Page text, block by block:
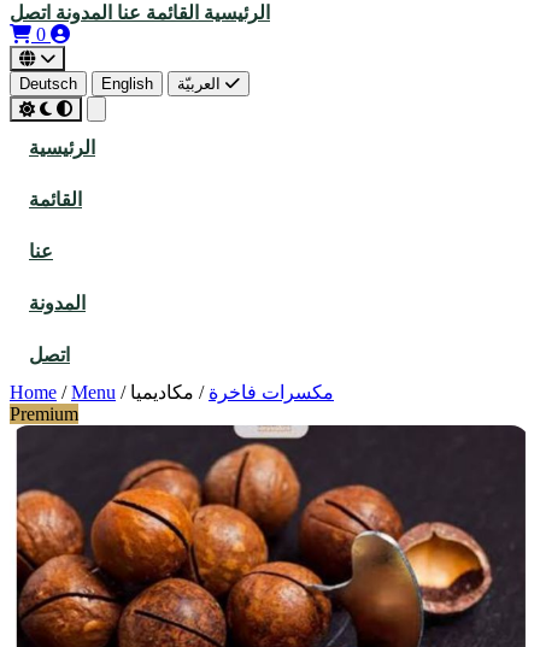
الرئيسية القائمة عنا المدونة اتصل
0
Deutsch English
الرئيسية
القائمة
عنا
المدونة
اتصل
Home / Menu / مكسرات فاخرة / مكاديميا
Premium